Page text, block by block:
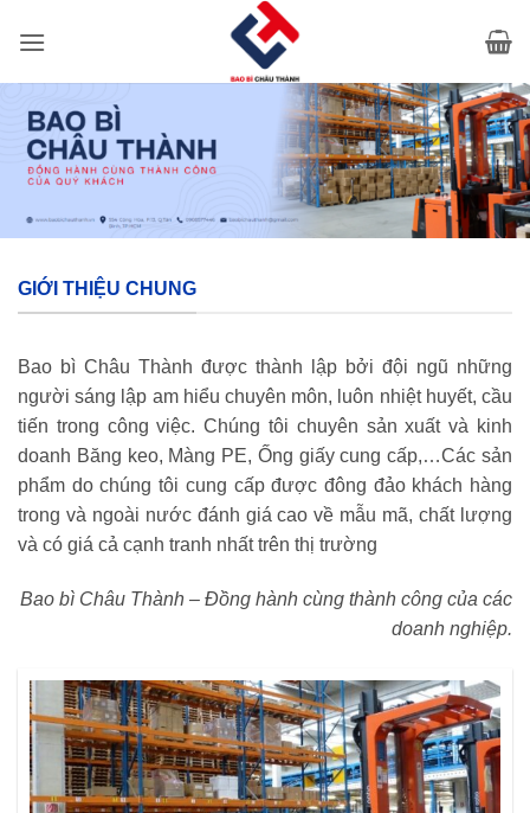
qua
GIỚI THIỆU CHUNG
Bao bì Châu Thành được thành lập bởi đội ngũ những
người sáng lập am hiểu chuyên môn, luôn nhiệt huyết, cầu
tiến trong công việc. Chúng tôi chuyên sản xuất và kinh
doanh Băng keo, Màng PE, Ống giấy cung cấp,…Các sản
phẩm do chúng tôi cung cấp được đông đảo khách hàng
trong và ngoài nước đánh giá cao về mẫu mã, chất lượng
và có giá cả cạnh tranh nhất trên thị trường
Bao bì Châu Thành – Đồng hành cùng thành công của các
doanh nghiệp.